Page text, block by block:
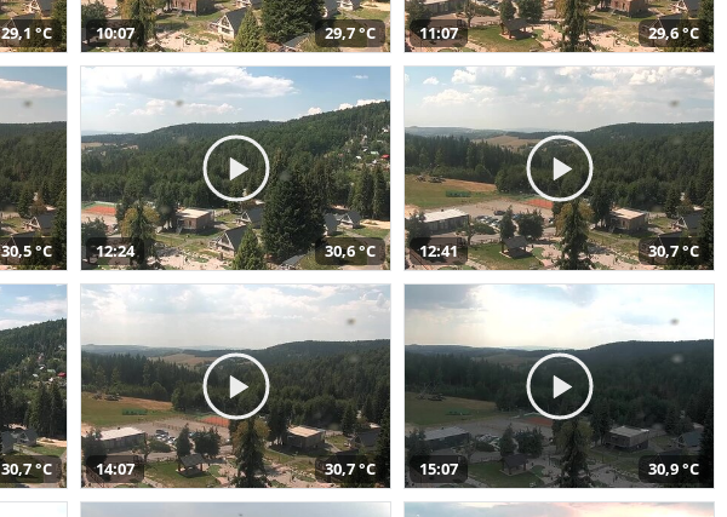
29,1 °C 10:07 29,7 °C 11:07 29,6 °C
30,5 °C 12:24 30,6 °C 12:41 30,7 °C
30,7 °C 14:07 30,7 °C 15:07 30,9 °C